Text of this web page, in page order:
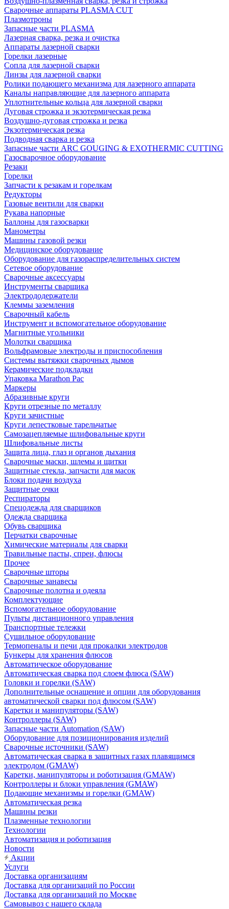
Сварочные аппараты PLASMA CUT
Плазмотроны
Запасные части PLASMA
Лазерная сварка, резка и очистка
Аппараты лазерной сварки
Горелки лазерные
Сопла для лазерной сварки
Линзы для лазерной сварки
Ролики подающего механизма для лазерного аппарата
Каналы направляющие для лазерного аппарата
Уплотнительные кольца для лазерной сварки
Дуговая строжка и экзотермическая резка
Воздушно-дуговая строжка и резка
Экзотермическая резка
Подводная сварка и резка
Запасные части ARC GOUGING & EXOTHERMIC CUTTING
Газосварочное оборудование
Резаки
Горелки
Запчасти к резакам и горелкам
Редукторы
Газовые вентили для сварки
Рукава напорные
Баллоны для газосварки
Манометры
Машины газовой резки
Медицинское оборудование
Оборудование для газораспределительных систем
Сетевое оборудование
Сварочные аксессуары
Инструменты сварщика
Электрододержатели
Клеммы заземления
Сварочный кабель
Инструмент и вспомогательное оборудование
Магнитные угольники
Молотки сварщика
Вольфрамовые электроды и приспособления
Системы вытяжки сварочных дымов
Керамические подкладки
Упаковка Marathon Pac
Маркеры
Абразивные круги
Круги отрезные по металлу
Круги зачистные
Круги лепестковые тарельчатые
Самозацепляемые шлифовальные круги
Шлифовальные листы
Защита лица, глаз и органов дыхания
Сварочные маски, шлемы и щитки
Защитные стекла, запчасти для масок
Блоки подачи воздуха
Защитные очки
Респираторы
Спецодежда для сварщиков
Одежда сварщика
Обувь сварщика
Перчатки сварочные
Химические материалы для сварки
Травильные пасты, спреи, флюсы
Прочее
Сварочные шторы
Сварочные занавесы
Сварочные полотна и одеяла
Комплектующие
Вспомогательное оборудование
Пульты дистанционного управления
Транспортные тележки
Сушильное оборудование
Термопеналы и печи для прокалки электродов
Бункеры для хранения флюсов
Автоматическое оборудование
Автоматическая сварка под слоем флюса (SAW)
Головки и горелки (SAW)
Дополнительные оснащение и опции для оборудования
автоматической сварки под флюсом (SAW)
Каретки и манипуляторы (SAW)
Контроллеры (SAW)
Запасные части Automation (SAW)
Оборудование для позиционирования изделий
Сварочные источники (SAW)
Автоматическая сварка в защитных газах плавящимся
электродом (GMAW)
Каретки, манипуляторы и роботизация (GMAW)
Контроллеры и блоки управления (GMAW)
Подающие механизмы и горелки (GMAW)
Автоматическая резка
Машины резки
Плазменные технологии
Технологии
Автоматизация и роботизация
Новости
Акции
Услуги
Доставка организациям
Доставка для организаций по России
Доставка для организаций по Москве
Самовывоз с нашего склада